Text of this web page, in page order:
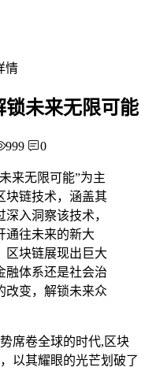
情
未来无限可能
999 0
来无限可能”为主
块链技术，涵盖其
入洞察该技术，
通往未来的新大
区块链展现出巨大
融体系还是社会治
改变，解锁未来众
席卷全球的时代,区块
以其耀眼的光芒划破了